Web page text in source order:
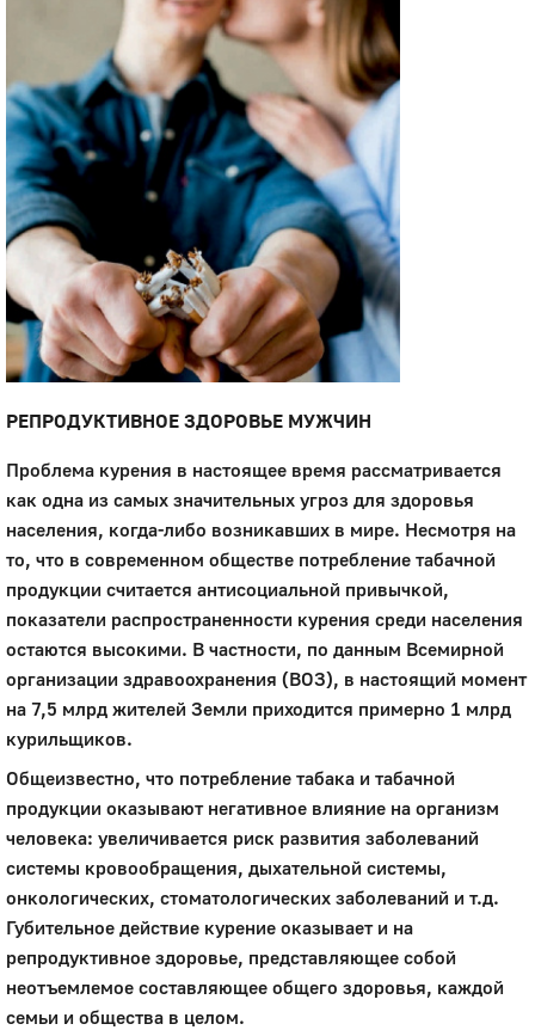
РЕПРОДУКТИВНОЕ ЗДОРОВЬЕ МУЖЧИН
Проблема курения в настоящее время рассматривается
как одна из самых значительных угроз для здоровья
населения, когда-либо возникавших в мире. Несмотря на
то, что в современном обществе потребление табачной
продукции считается антисоциальной привычкой,
показатели распространенности курения среди населения
остаются высокими. В частности, по данным Всемирной
организации здравоохранения (ВОЗ), в настоящий момент
на 7,5 млрд жителей Земли приходится примерно 1 млрд
курильщиков.
Общеизвестно, что потребление табака и табачной
продукции оказывают негативное влияние на организм
человека: увеличивается риск развития заболеваний
системы кровообращения, дыхательной системы,
онкологических, стоматологических заболеваний и т.д.
Губительное действие курение оказывает и на
репродуктивное здоровье, представляющее собой
неотъемлемое составляющее общего здоровья, каждой
семьи и общества в целом.